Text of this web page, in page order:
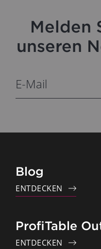
Melden
unseren
Blog
ENTDECKEN
ProfiTable
ENTDECKEN